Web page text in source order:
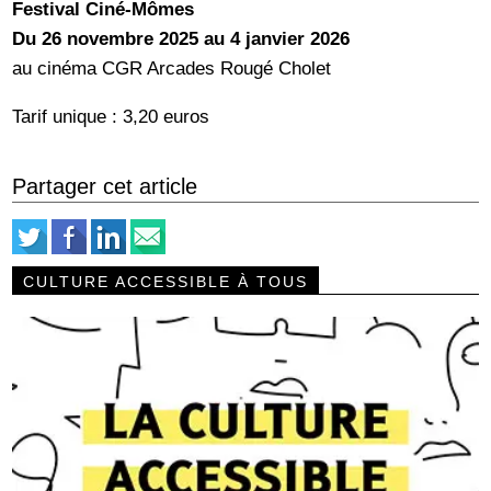
Festival Ciné-Mômes
Du 26 novembre 2025 au 4 janvier 2026
au cinéma CGR Arcades Rougé Cholet
Tarif unique : 3,20 euros
Partager cet article
CULTURE ACCESSIBLE À TOUS